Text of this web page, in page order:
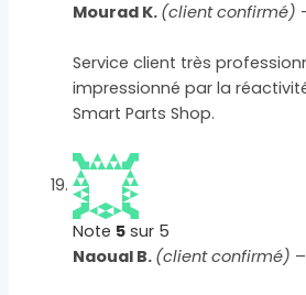
Mourad K. (client confirmé)
Service client très
impressionné par la
Smart Parts Shop.
Note 5 sur 5
Naoual B. (client confirmé) –